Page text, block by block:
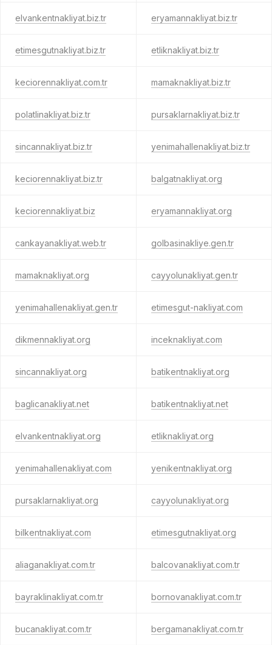
elvankentnakliyat.biz.tr eryamannakliyat.biz.tr
etimesgutnakliyat.biz.tr etliknakliyat.biz.tr
keciorennakliyat.com.tr mamaknakliyat.biz.tr
polatlinakliyat.biz.tr pursaklarnakliyat.biz.tr
sincannakliyat.biz.tr yenimahallenakliyat.biz.tr
keciorennakliyat.biz.tr balgatnakliyat.org
keciorennakliyat.biz eryamannakliyat.org
cankayanakliyat.web.tr golbasinakliye.gen.tr
mamaknakliyat.org cayyolunakliyat.gen.tr
yenimahallenakliyat.gen.tr etimesgut-nakliyat.com
dikmennakliyat.org inceknakliyat.com
sincannakliyat.org batikentnakliyat.org
baglicanakliyat.net batikentnakliyat.net
elvankentnakliyat.org etliknakliyat.org
yenimahallenakliyat.com yenikentnakliyat.org
pursaklarnakliyat.org cayyolunakliyat.org
bilkentnakliyat.com etimesgutnakliyat.org
aliaganakliyat.com.tr balcovanakliyat.com.tr
bayraklinakliyat.com.tr bornovanakliyat.com.tr
bucanakliyat.com.tr bergamanakliyat.com.tr